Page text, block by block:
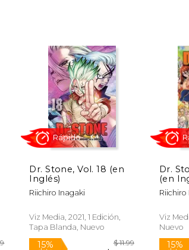
$ 10.19
15%
dcto. $ 10.19
Rápido
Dr. Stone, Vol. 18 (en
Inglés)
Riichiro Inagaki
Viz Media, 2021, 1 Edición,
Tapa Blanda, Nuevo
Dr.
(en
Riichiro
Viz
Nuevo